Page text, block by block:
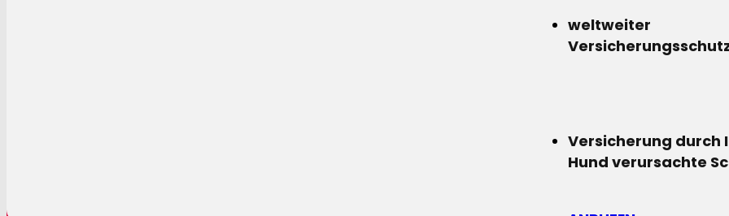
weltweiter
Versicherung durch
Hund verursachte